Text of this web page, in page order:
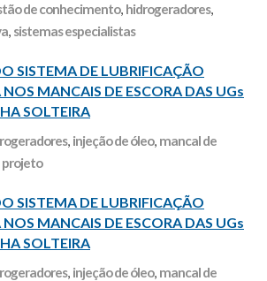
de conhecimento, hidrogeradores,
, sistemas especialistas
SISTEMA DE LUBRIFICAÇÃO
MANCAIS DE ESCORA DAS UGs
SOLTEIRA
, injeção de óleo, mancal de
projeto
SISTEMA DE LUBRIFICAÇÃO
MANCAIS DE ESCORA DAS UGs
SOLTEIRA
, injeção de óleo, mancal de